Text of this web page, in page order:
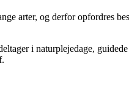
arter, og derfor opfordres
i naturplejedage,